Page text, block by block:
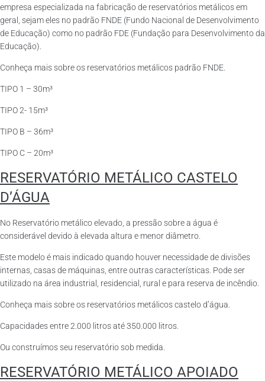
empresa especializada na fabricação de reservatórios metálicos em
geral, sejam eles no padrão FNDE (Fundo Nacional de Desenvolvimento
de Educação) como no padrão FDE (Fundação para Desenvolvimento da
Educação).
Conheça mais sobre os reservatórios metálicos padrão FNDE.
TIPO 1 – 30m³
TIPO 2- 15m³
TIPO B – 36m³
TIPO C – 20m³
RESERVATÓRIO METÁLICO CASTELO
D’ÁGUA
No Reservatório metálico elevado, a pressão sobre a água é
considerável devido à elevada altura e menor diâmetro.
Este modelo é mais indicado quando houver necessidade de divisões
internas, casas de máquinas, entre outras características. Pode ser
utilizado na área industrial, residencial, rural e para reserva de incêndio.
Conheça mais sobre os reservatórios metálicos castelo d’água.
Capacidades entre 2.000 litros até 350.000 litros.
Ou construímos seu reservatório sob medida.
RESERVATÓRIO METÁLICO APOIADO